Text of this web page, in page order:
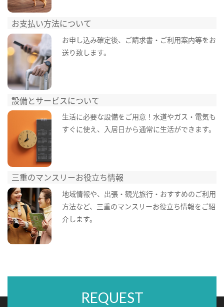
お支払い方法について
お申し込み確定後、ご請求書・ご利用案内等をお
送り致します。
設備とサービスについて
生活に必要な設備をご用意！水道やガス・電気も
すぐに使え、入居日から通常に生活ができます。
三重のマンスリーお役立ち情報
地域情報や、出張・観光旅行・おすすめのご利用
方法など、三重のマンスリーお役立ち情報をご紹
介します。
REQUEST